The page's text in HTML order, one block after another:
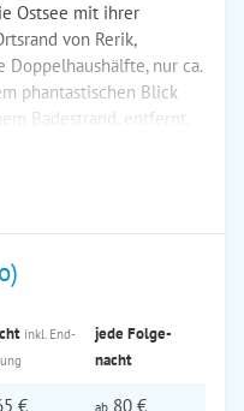
Ostsee mit ihrer
von Rerik,
nur ca.
phantastischen Blick
Badestrand, entfernt.
inkl. End­
jede Folge­
nacht
€ ab 80 €